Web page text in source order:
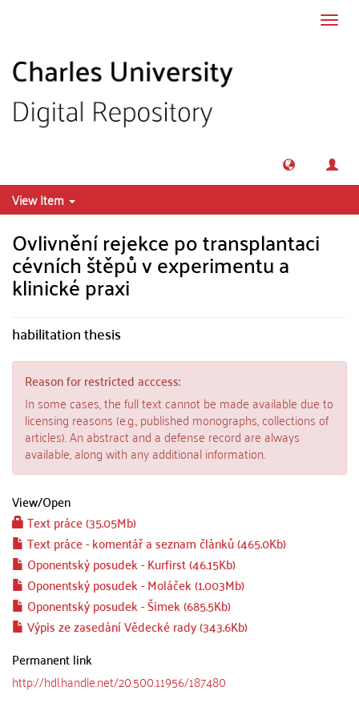
View Item
Ovlivnění rejekce po transplantaci
cévních štěpů v experimentu a
klinické praxi
habilitation thesis
Reason for restricted acccess:
In some cases, the full text cannot be made available due to
licensing reasons (e.g., published monographs, collections of
articles). An abstract and a defense record are always
available, along with any additional information.
View/Open
Text práce (35.05Mb)
Text práce - komentář a seznam článků (465.0Kb)
Oponentský posudek - Kurfirst (46.15Kb)
Oponentský posudek - Moláček (1.003Mb)
Oponentský posudek - Šimek (685.5Kb)
Výpis ze zasedání Vědecké rady (343.6Kb)
Permanent link
http://hdl.handle.net/20.500.11956/187480